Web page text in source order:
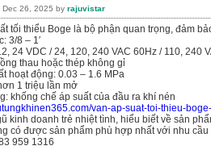
Dec 26, 2025 by rajuvistar
tối thiểu Boge là bộ phận quan trọng, đảm
3/8 – 1′
24 VDC / 24, 120, 240 VAC 60Hz / 110, 240
thau hoặc thép không gỉ
hoạt động: 0.03 – 1.6 MPa
1 triệu lần mở
khống chế áp suất của đầu ra khí nén
van-ap-suat-toi-thieu-
kinh doanh trẻ nhiệt tình, hiểu biết về sản
có được sản phẩm phù hợp nhất với nhu cầu
959 1316